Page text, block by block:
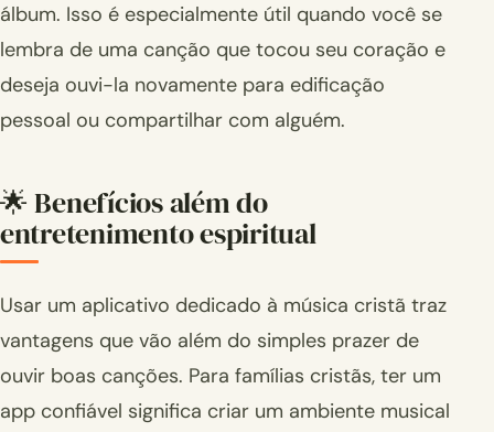
álbum. Isso é especialmente útil quando você se
lembra de uma canção que tocou seu coração e
deseja ouvi-la novamente para edificação
pessoal ou compartilhar com alguém.
🌟 Benefícios além do
entretenimento espiritual
Usar um aplicativo dedicado à música cristã traz
vantagens que vão além do simples prazer de
ouvir boas canções. Para famílias cristãs, ter um
app confiável significa criar um ambiente musical